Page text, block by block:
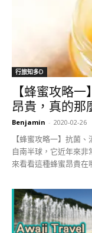
行旅知多D
【蜂蜜攻略
昂貴，真的那
Benjamin - 2020-02-26
【蜂蜜攻略一】抗菌
自南半球，它近年來
來看看這種蜂蜜昂貴在